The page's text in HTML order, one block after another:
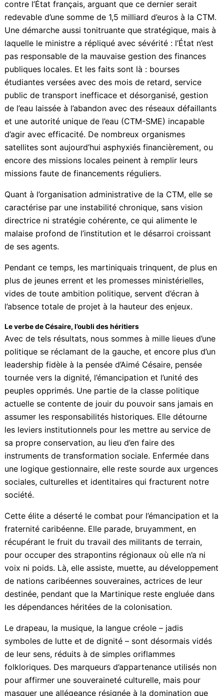
plus de responsabilité, sans jamais en assumer les
conséquences politiques. À force de tergiversations,
ils rendent toute transformation impossible.
Dans ce même registre de duplicité politique, on a
récemment annoncé l’intention de déposer plainte
contre l’État français, arguant que ce dernier serait
redevable d’une somme de 1,5 milliard d’euros à la
CTM. Une démarche aussi tonitruante que stratégique,
mais à laquelle le ministre a répliqué avec sévérité :
l’État n’est pas responsable de la mauvaise gestion
des finances publiques locales. Et les faits sont là :
bourses étudiantes versées avec des mois de retard,
service public de transport inefficace et désorganisé,
défaillants et une autorité unique de l’eau (CTM-SME)
incapable d’agir avec efficacité. De nombreux
organismes satellites sont aujourd’hui asphyxiés
financièrement, ou encore des missions locales
peinent à remplir leurs missions faute de financements
Quant à l’organisation administrative de la CTM, elle
se caractérise par une instabilité chronique, sans
vision directrice ni stratégie cohérente, ce qui
alimente le malaise profond de l’institution et le
désarroi croissant de ses agents.
Pendant ce temps, les martiniquais trinquent, de plus
en plus de jeunes errent et les promesses
ministérielles, vides de toute ambition politique,
servent d’écran à l’absence totale de projet à la
hauteur des enjeux.
Le verbe de Césaire, l’oubli des héritiers
Avec de tels résultats, nous sommes à mille lieues
d’une politique se réclamant de la gauche, et encore
plus d’un leadership fidèle à la pensée d’Aimé Césaire,
pensée tournée vers la dignité, l’émancipation et l’unité
des peuples opprimés. Une partie de la classe
jamais en assumer les responsabilités historiques. Elle
détourne les leviers institutionnels pour les mettre au
service de sa propre conservation, au lieu d’en faire
des instruments de transformation sociale. Enfermée
dans une logique gestionnaire, elle reste sourde aux
urgences sociales, culturelles et identitaires qui
fracturent notre société.
la fraternité caribéenne. Elle parade, bruyamment, en
récupérant le fruit du travail des militants de terrain,
pour occuper des strapontins régionaux où elle n’a ni
voix ni poids. Là, elle assiste, muette, au
développement de nations caribéennes souveraines,